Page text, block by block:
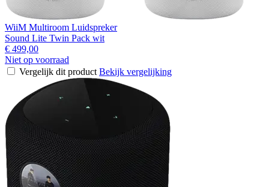
WiiM Multiroom Luidspreker
Sound Lite Twin Pack wit
€ 499,00
Niet op voorraad
Vergelijk dit product Bekijk vergelijking